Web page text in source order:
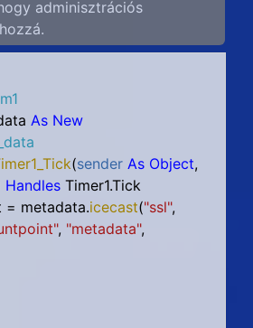
adminisztrációs
As New
(sender As Object,
Handles Timer1.Tick
= metadata.icecast("ssl",
, "metadata",